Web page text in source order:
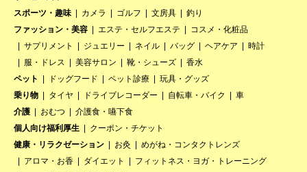
スポーツ・趣味
カメラ ゴルフ 文房具
釣り
ファッション・美容
エステ・セルフエステ
コスメ・化粧品
サプリメント
ジュエリー ネイル バッグ ヘアケア
時計
服・ドレス
美容サロン 靴・シューズ
香水
ペット
ドッグフード ペット診療
玩具・グッズ
乗り物
タイヤ ドライブレコーダー 自転車・バイク
車
介護
おむつ
介護食・嚥下食
個人向け福利厚生
クーポン・チケット
健康・リラクゼーション
お灸
めがね・コンタクトレンズ
アロマ・お香
ダイエット
フィットネス・ヨガ・トレーニング